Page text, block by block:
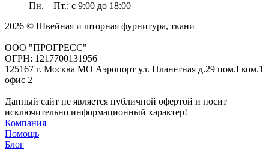
Пн. – Пт.: с 9:00 до 18:00
2026 © Швейная и шторная фурнитура, ткани
ООО "ПРОГРЕСС"
ОГРН: 1217700131956
125167 г. Москва МО Аэропорт ул. Планетная д.29 пом.I ком.1
офис 2
Данный сайт не является публичной офертой и носит
исключительно информационный характер!
Компания
Помощь
Блог